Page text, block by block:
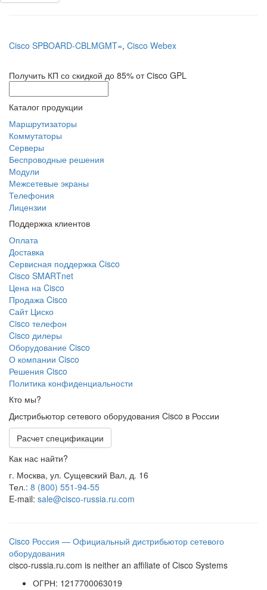
Cisco SPBOARD-CBLMGMT=, Cisco Webex
Получить КП со скидкой до 85% от Сisco GPL
Каталог продукции
Маршрутизаторы
Коммутаторы
Серверы
Беспроводные решения
Модули
Межсетевые экраны
Телефония
Лицензии
Поддержка клиентов
Оплата
Доставка
Сервисная поддержка Cisco
Cisco SMARTnet
Цена на Cisco
Продажа Cisco
Сайт Циско
Сisco телефон
Cisco дилеры
Оборудование Cisco
О компании Cisco
Решения Cisco
Политика конфиденциальности
Кто мы?
Дистрибьютор сетевого оборудования Cisco в России
Расчет спецификации
Как нас найти?
г. Москва, ул. Сущевский Вал, д. 16
Тел.: 8 (800) 551-94-55
E-mail: sale@cisco-russia.ru.com
Cisco Россия — Официальный дистрибьютор сетевого
оборудования
cisco-russia.ru.com is neither an affiliate of Cisco Systems
ОГРН: 1217700063019